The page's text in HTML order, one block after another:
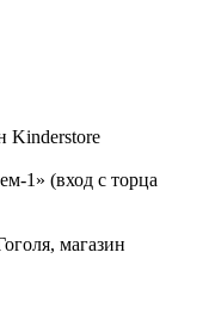
Kinderstore
1» (вход с торца
магазин